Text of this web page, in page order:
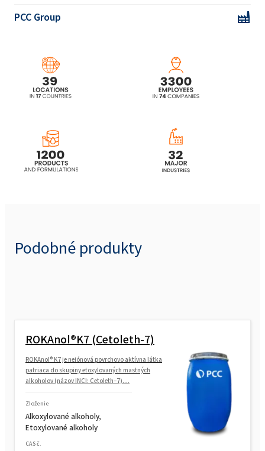
PCC Group
Podobné produkty
ROKAnol®K7 (Cetoleth-7)
ROKAnol® K7 je neiónová povrchovo aktívna látka
patriaca do skupiny etoxylovaných mastných
alkoholov (názov INCI: Cetoleth–7)....
Zloženie
Alkoxylované alkoholy,
Etoxylované alkoholy
CAS č.